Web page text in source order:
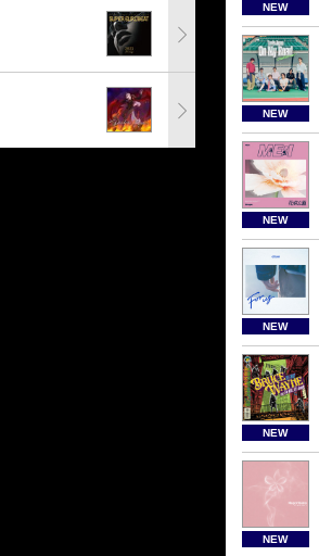
NEW
NEW
NEW
NEW
NEW
NEW